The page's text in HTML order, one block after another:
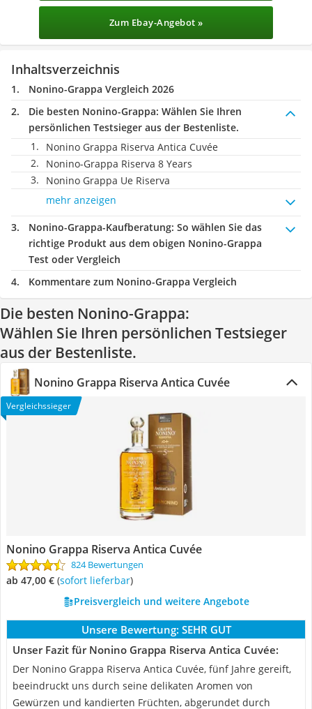
Zum Ebay-Angebot »
Inhaltsverzeichnis
Nonino-Grappa Vergleich 2026
Die besten Nonino-Grappa: Wählen Sie Ihren
persönlichen Testsieger aus der Bestenliste.
Nonino Grappa Riserva Antica Cuvée
Nonino-Grappa Riserva 8 Years
Nonino Grappa Ue Riserva
mehr anzeigen
Nonino-Grappa-Kaufberatung: So wählen Sie das
richtige Produkt aus dem obigen Nonino-Grappa
Test oder Vergleich
Kommentare zum Nonino-Grappa Vergleich
Die besten Nonino-Grappa:
Wählen Sie Ihren persönlichen Testsieger
aus der Bestenliste.
Nonino Grappa Riserva Antica Cuvée
Vergleichssieger
Nonino Grappa Riserva Antica Cuvée
824 Bewertungen
ab 47,00 € ( Sofort lieferbar)
Preisvergleich und weitere Angebote
Unsere Bewertung: SEHR GUT
Unser Fazit für Nonino Grappa Riserva Antica Cuvée:
Der Nonino Grappa Riserva Antica Cuvée, fünf Jahre gereift,
beeindruckt uns durch seine delikaten Aromen von
Gewürzen und kandierten Früchten, abgerundet durch